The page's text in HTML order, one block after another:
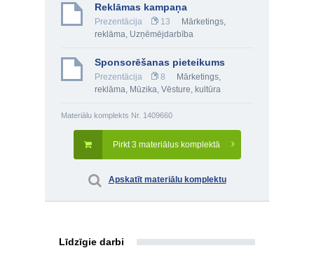
Reklāmas kampaņa
Prezentācija 13
Mārketings,
reklāma, Uzņēmējdarbība
Sponsorēšanas pieteikums
Prezentācija 8
Mārketings,
reklāma, Mūzika, Vēsture, kultūra
Materiālu komplekts Nr. 1409660
Pirkt 3 materiālus komplektā
Apskatīt materiālu komplektu
Līdzīgie darbi